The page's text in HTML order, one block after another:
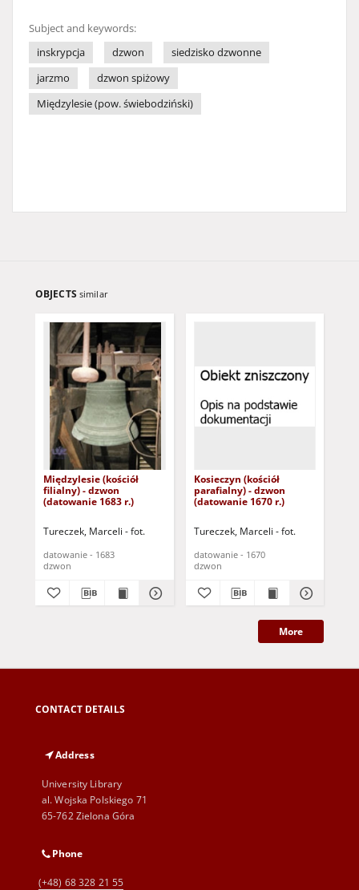
Subject and keywords:
inskrypcja
dzwon
siedzisko dzwonne
jarzmo
dzwon spiżowy
Międzylesie (pow. świebodziński)
OBJECTS similar
Międzylesie (kościół
filialny) - dzwon
(datowanie 1683 r.)
Tureczek, Marceli - fot.
datowanie - 1683
dzwon
Kosieczyn (kościół
parafialny) - dzwon
(datowanie 1670 r.)
Tureczek, Marceli - fot.
datowanie - 1670
dzwon
More
CONTACT DETAILS
Address
University Library
al. Wojska Polskiego 71
65-762 Zielona Góra
Phone
(+48) 68 328 21 55